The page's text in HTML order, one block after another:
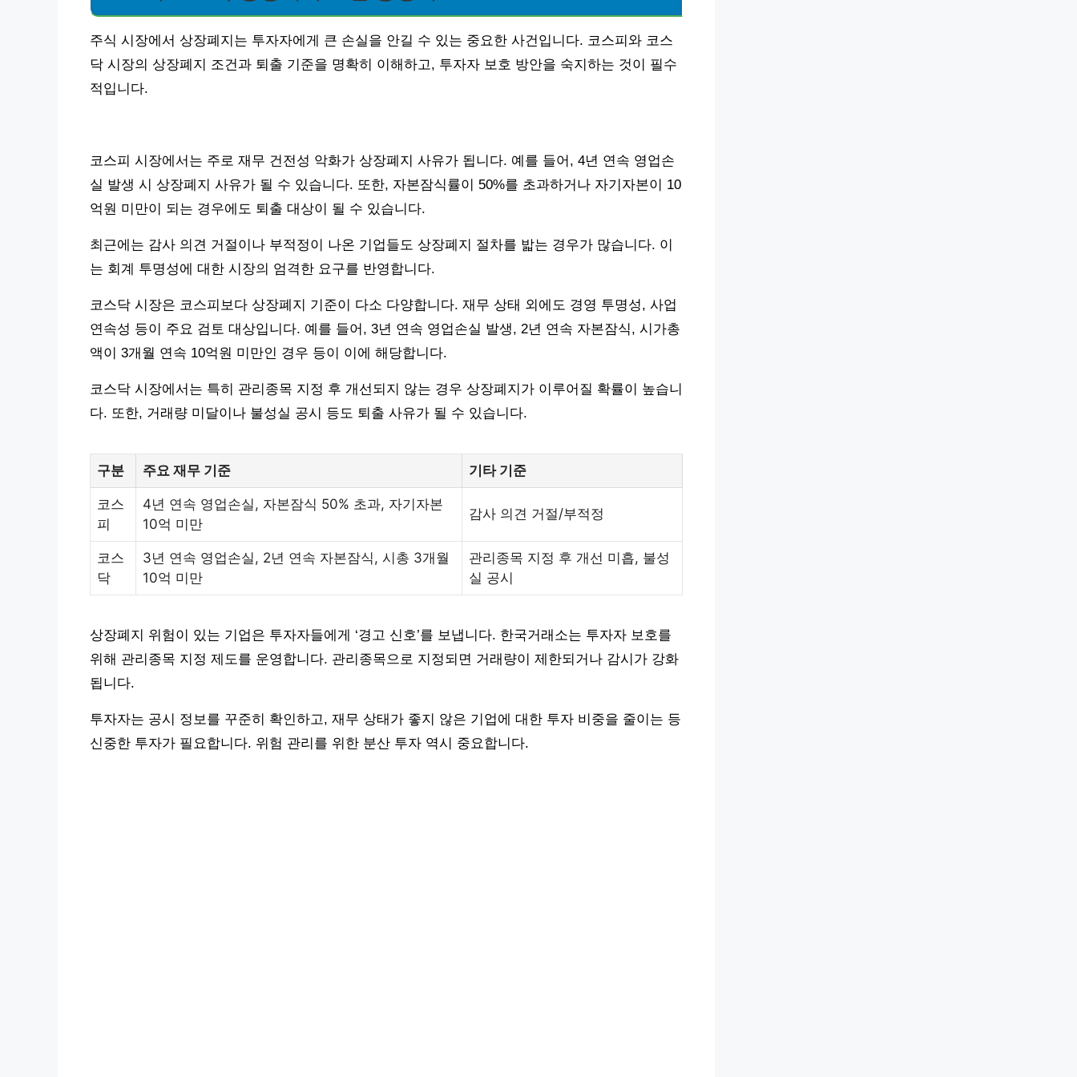
주식 시장에서 상장폐지는 투자자에게 큰 손실을 안길 수 있는 중요한 사건입니다. 코스피와 코스
닥 시장의 상장폐지 조건과 퇴출 기준을 명확히 이해하고, 투자자 보호 방안을 숙지하는 것이 필수
적입니다.
코스피 시장에서는 주로 재무 건전성 악화가 상장폐지 사유가 됩니다. 예를 들어, 4년 연속 영업손
실 발생 시 상장폐지 사유가 될 수 있습니다. 또한, 자본잠식률이 50%를 초과하거나 자기자본이 10
억원 미만이 되는 경우에도 퇴출 대상이 될 수 있습니다.
최근에는 감사 의견 거절이나 부적정이 나온 기업들도 상장폐지 절차를 밟는 경우가 많습니다. 이
는 회계 투명성에 대한 시장의 엄격한 요구를 반영합니다.
코스닥 시장은 코스피보다 상장폐지 기준이 다소 다양합니다. 재무 상태 외에도 경영 투명성, 사업
연속성 등이 주요 검토 대상입니다. 예를 들어, 3년 연속 영업손실 발생, 2년 연속 자본잠식, 시가총
액이 3개월 연속 10억원 미만인 경우 등이 이에 해당합니다.
코스닥 시장에서는 특히 관리종목 지정 후 개선되지 않는 경우 상장폐지가 이루어질 확률이 높습니
다. 또한, 거래량 미달이나 불성실 공시 등도 퇴출 사유가 될 수 있습니다.
구분 주요 재무 기준 기타 기준
코스
피
4년 연속 영업손실, 자본잠식 50% 초과, 자기자본
10억 미만
감사 의견 거절/부적정
코스
닥
3년 연속 영업손실, 2년 연속 자본잠식, 시총 3개월
10억 미만
관리종목 지정 후 개선 미흡, 불성
실 공시
상장폐지 위험이 있는 기업은 투자자들에게 ‘경고 신호’를 보냅니다. 한국거래소는 투자자 보호를
위해 관리종목 지정 제도를 운영합니다. 관리종목으로 지정되면 거래량이 제한되거나 감시가 강화
됩니다.
투자자는 공시 정보를 꾸준히 확인하고, 재무 상태가 좋지 않은 기업에 대한 투자 비중을 줄이는 등
신중한 투자가 필요합니다. 위험 관리를 위한 분산 투자 역시 중요합니다.